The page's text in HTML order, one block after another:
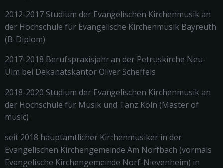
2012-2017 Studium der Evangelischen Kirchenmusik an
der Hochschule für Evangelische Kirchenmusik Bayreuth
(B-Diplom)
2017-2018 Berufspraxisjahr an der Petruskirche Neu-
Ulm bei Dekanatskantor Oliver Scheffels
2018-2020 Studium der Evangelischen Kirchenmusik an
der Hochschule für Musik und Tanz Köln (Master of
music)
seit 2018 hauptamtlicher Kirchenmusiker in der
Evangelischen Kirchengemeinde Am Norfbach (vormals
Evangelische Kirchengemeinde Norf-Nievenheim) in